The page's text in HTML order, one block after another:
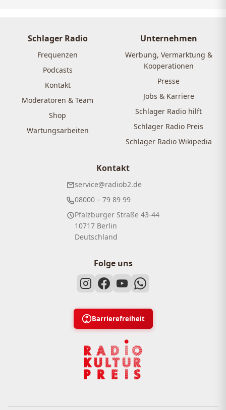
Schlager Radio
Frequenzen
Podcasts
Kontakt
Moderatoren & Team
Shop
Wartungsarbeiten
Unternehmen
Werbung, Vermarktung &
Kooperationen
Presse
Jobs & Karriere
Schlager Radio hilft
Schlager Radio Preis
Schlager Radio Wikipedia
Kontakt
service@radiob2.de
08000 – 79 89 99
Pfalzburger Straße 43-44
10717 Berlin
Deutschland
Folge uns
Barrierefreiheit